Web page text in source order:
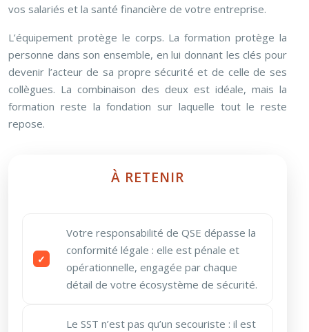
vos salariés et la santé financière de votre entreprise.
L’équipement protège le corps. La formation protège la
personne dans son ensemble, en lui donnant les clés pour
devenir l’acteur de sa propre sécurité et de celle de ses
collègues. La combinaison des deux est idéale, mais la
formation reste la fondation sur laquelle tout le reste
repose.
À RETENIR
Votre responsabilité de QSE dépasse la
conformité légale : elle est pénale et
opérationnelle, engagée par chaque
détail de votre écosystème de sécurité.
Le SST n’est pas qu’un secouriste : il est